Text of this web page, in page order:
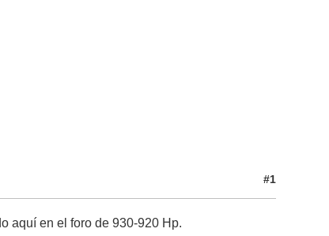
#1
aquí en el foro de 930-920 Hp.